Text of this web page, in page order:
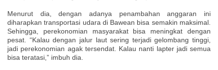
Menurut dia, dengan adanya penambahan anggaran ini
diharapkan transportasi udara di Bawean bisa semakin maksimal.
Sehingga, perekonomian masyarakat bisa meningkat dengan
pesat. “Kalau dengan jalur laut sering terjadi gelombang tinggi,
jadi perekonomian agak tersendat. Kalau nanti lapter jadi semua
bisa teratasi,” imbuh dia.